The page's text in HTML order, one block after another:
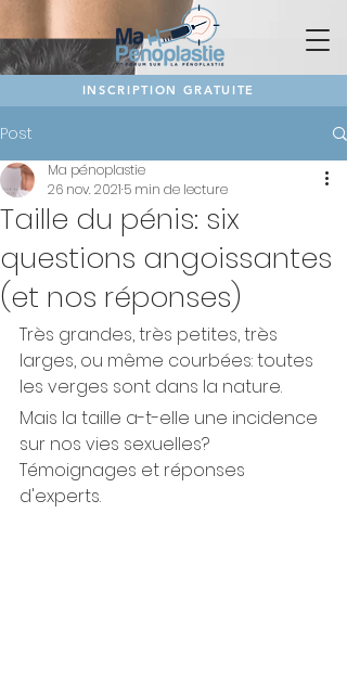
INSCRIPTION GRATUITE
Post
Taille du pénis: six
questions angoissantes
(et nos réponses)
Ma pénoplastie
26 nov. 2021 5 min de lecture
Très grandes, très petites, très
larges, ou même courbées: toutes
les verges sont dans la nature.
Mais la taille a-t-elle une incidence
sur nos vies sexuelles?
Témoignages et réponses
d'experts.